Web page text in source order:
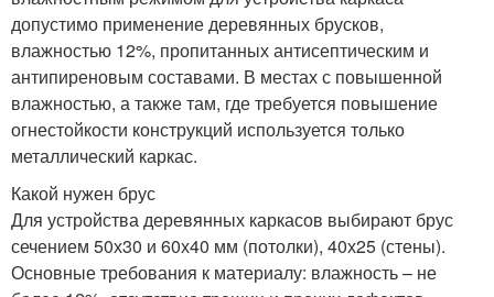
допустимо применение деревянных брусков,
влажностью 12%, пропитанных антисептическим и
антипиреновым составами. В местах с повышенной
влажностью, а также там, где требуется повышение
огнестойкости конструкций используется только
металлический каркас.
Какой нужен брус
Для устройства деревянных каркасов выбирают брус
сечением 50х30 и 60х40 мм (потолки), 40х25 (стены).
Основные требования к материалу: влажность – не